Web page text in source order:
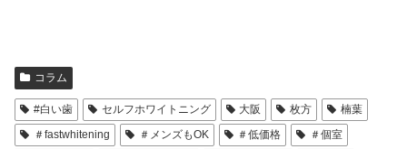
コラム
#白い歯 セルフホワイトニング 大阪 枚方
楠葉
＃fastwhitening
＃メンズもOK ＃低価格
＃個室